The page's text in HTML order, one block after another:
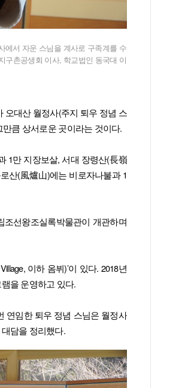
에서 자운 스님을 계사로 구족계를 수
구촌공생회 이사, 학교법인 동국대 이
오대산 월정사(주지 퇴우 정념 스
만큼 상서로운 곳이라는 것이다.
1만 지장보살, 서대 장령산(長嶺
산(風爐山)에는 비로자나불과 1
조선왕조실록박물관이 개관하며
이하 옴뷔)’이 있다. 2018년
을 운영하고 있다.
연임한 퇴우 정념 스님은 월정사
담을 정리했다.